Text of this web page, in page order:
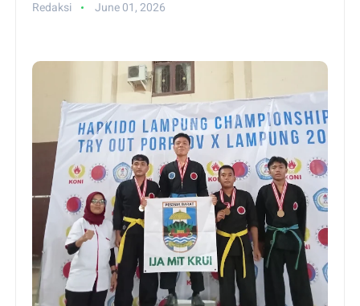
Redaksi June 01, 2026